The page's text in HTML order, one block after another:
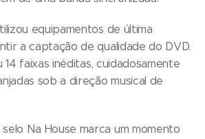
equipamentos de última
a captação de qualidade do DVD.
faixas inéditas, cuidadosamente
sob a direção musical de
Na House marca um momento